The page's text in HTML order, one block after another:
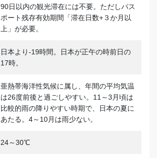
90日以内の観光滞在には不要。ただしパス
ポート残存有効期間「滞在日数+３か月以
上」が必要。
日本より-19時間。日本が正午の時前日の
17時。
亜熱帯海洋性気候に属し、年間の平均気温
は26度前後と過ごしやすい。11～3月頃は
比較的雨の降りやすい時期で、日本の夏に
あたる。4～10月は雨少ない。
24～30℃